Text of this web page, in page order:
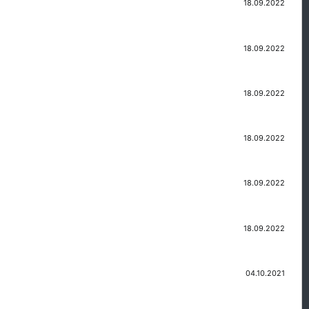
18.09.2022
18.09.2022
18.09.2022
18.09.2022
18.09.2022
18.09.2022
04.10.2021